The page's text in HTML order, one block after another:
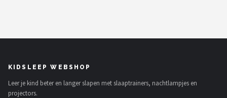
KIDSLEEP WEBSHOP
Leer je kind beter en langer slapen met slaaptrainers, nachtlampjes en
projectors.